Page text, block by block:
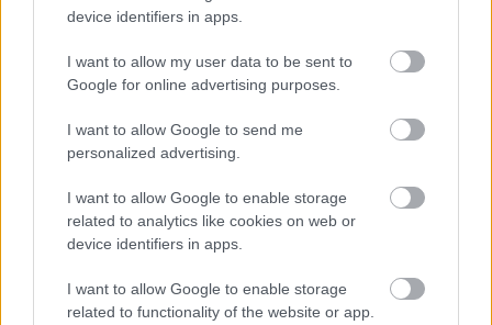
device identifiers in apps.
I want to allow my user data to be sent to
Google for online advertising purposes.
I want to allow Google to send me
personalized advertising.
I want to allow Google to enable storage
related to analytics like cookies on web or
device identifiers in apps.
I want to allow Google to enable storage
related to functionality of the website or app.
Forrás:MTI
Star Wars Film Gyász 2001: Űrodüsszeia
Hollywoodi
filmipar